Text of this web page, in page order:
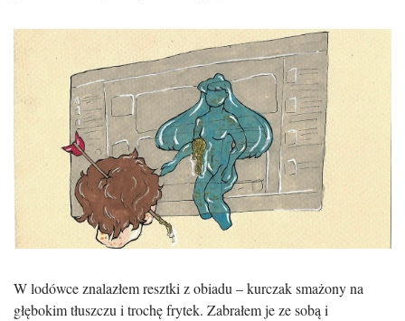
W lodówce znalazłem resztki z obiadu – kurczak smażony na
głębokim tłuszczu i trochę frytek. Zabrałem je ze sobą i